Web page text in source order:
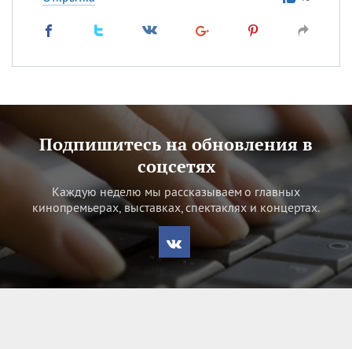
Подпишитесь на обновления в
соцсетях
Каждую неделю мы рассказываем о главных
кинопремьерах, выставках, спектаклях и концертах.